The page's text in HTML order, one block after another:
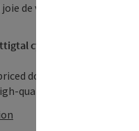
de vivre, combines
cycle path
double and multi-bed
quality